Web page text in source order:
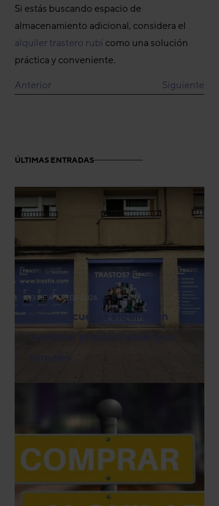
Si estás buscando espacio de
almacenamiento adicional, considera el
alquiler trastero rubí como una solución
práctica y conveniente.
Anterior Siguiente
ÚLTIMAS ENTRADAS
13 DE ABRIL DE 2026
Cuánto cuesta alquilar un